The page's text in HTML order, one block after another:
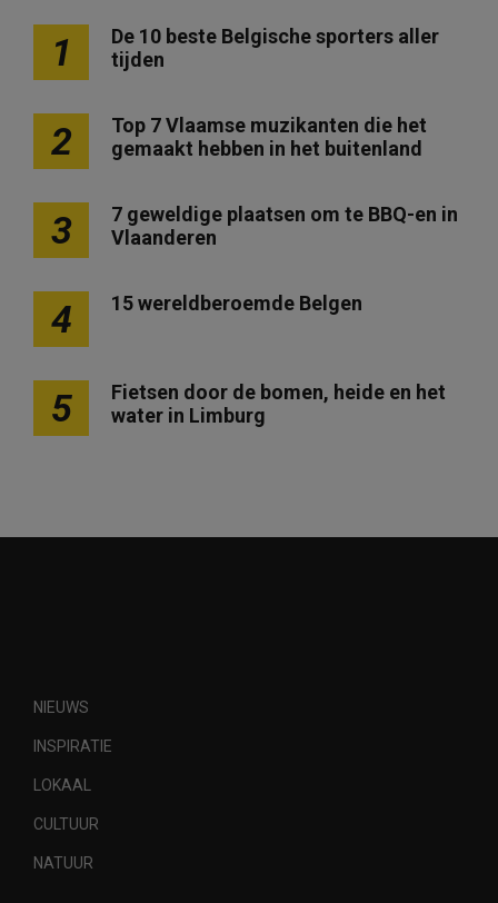
1
De 10 beste Belgische sporters aller
tijden
2
Top 7 Vlaamse muzikanten die het
gemaakt hebben in het buitenland
3
7 geweldige plaatsen om te BBQ-en in
Vlaanderen
4 15 wereldberoemde Belgen
5
Fietsen door de bomen, heide en het
water in Limburg
NIEUWS
INSPIRATIE
LOKAAL
CULTUUR
NATUUR